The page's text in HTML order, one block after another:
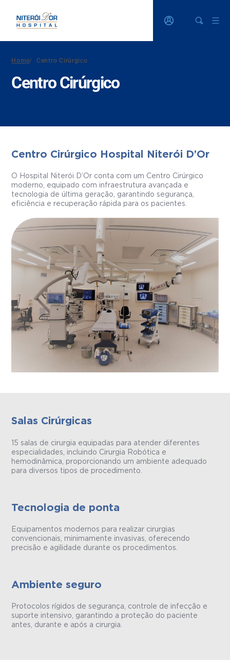
Home/ Centro Cirúrgico
Centro Cirúrgico
Centro Cirúrgico Hospital Niterói D’Or
O Hospital Niterói D’Or conta com um Centro Cirúrgico
moderno, equipado com infraestrutura avançada e
tecnologia de última geração, garantindo segurança,
eficiência e recuperação rápida para os pacientes.
Salas Cirúrgicas
15 salas de cirurgia equipadas para atender diferentes
especialidades, incluindo Cirurgia Robótica e
hemodinâmica, proporcionando um ambiente adequado
para diversos tipos de procedimento.
Tecnologia de ponta
Equipamentos modernos para realizar cirurgias
convencionais, minimamente invasivas, oferecendo
precisão e agilidade durante os procedimentos.
Ambiente seguro
Protocolos rígidos de segurança, controle de infecção e
suporte intensivo, garantindo a proteção do paciente
antes, durante e após a cirurgia.